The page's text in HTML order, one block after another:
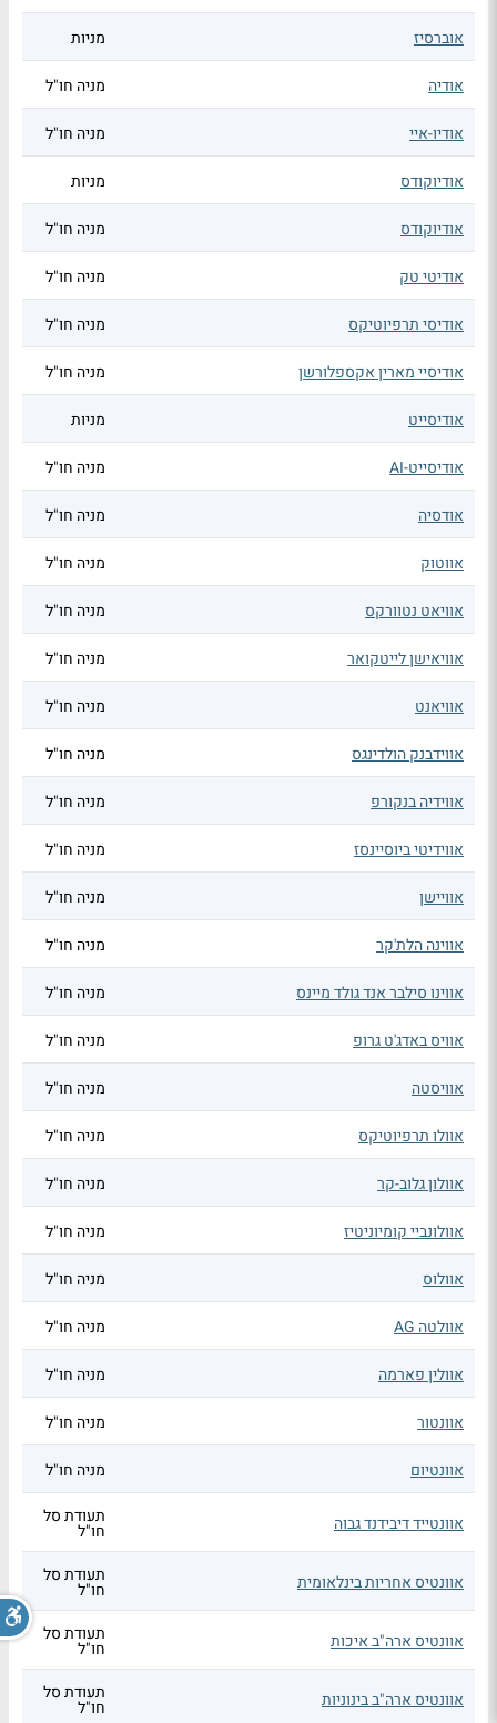
אוברסיז
מניות
אודיה מניה חו"ל
אודיו-איי מניה חו"ל
אודיוקודס מניות
אודיוקודס מניה חו"ל
אודיטי טק מניה חו"ל
אודיסי תרפיוטיקס מניה חו"ל
אודיסיי מארין אקספלורשן מניה חו"ל
אודיסייט מניות
אודיסייט-AI מניה חו"ל
אודסיה מניה חו"ל
אווטוק מניה חו"ל
אוויאט נטוורקס מניה חו"ל
אוויאישן לייטקואר מניה חו"ל
אוויאנט מניה חו"ל
אווידבנק הולדינגס מניה חו"ל
אווידיה בנקורפ מניה חו"ל
אווידיטי ביוסיינסז מניה חו"ל
אוויישן מניה חו"ל
אווינה הלת'קר מניה חו"ל
אווינו סילבר אנד גולד מיינס מניה חו"ל
אוויס באדג'ט גרופ מניה חו"ל
אוויסטה מניה חו"ל
אוולו תרפיוטיקס מניה חו"ל
אוולון גלוב-קר מניה חו"ל
אוולונביי קומיוניטיז מניה חו"ל
אוולוס מניה חו"ל
אוולטה AG מניה חו"ל
אוולין פארמה מניה חו"ל
אוונטור מניה חו"ל
אוונטיום מניה חו"ל
אוונטייד דיבידנד גבוה תעודת סל
חו"ל
אוונטיס אחריות בינלאומית תעודת סל
חו"ל
אוונטיס ארה"ב איכות תעודת סל
חו"ל
אוונטיס ארה"ב בינוניות תעודת סל
חו"ל